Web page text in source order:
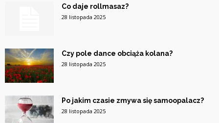
Co daje rollmasaz?
28 listopada 2025
Czy pole dance obciąża kolana?
28 listopada 2025
Po jakim czasie zmywa się samoopalacz?
28 listopada 2025